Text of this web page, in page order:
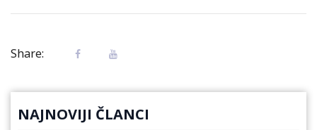
Share:
NAJNOVIJI ČLANCI